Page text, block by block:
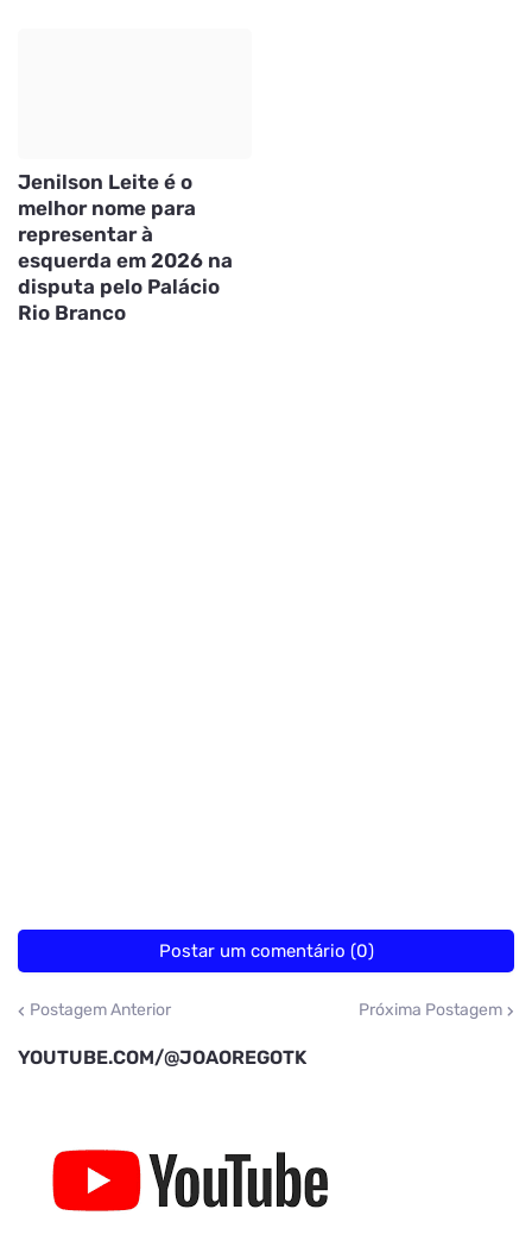
Jenilson Leite é o
melhor nome para
representar à
esquerda em 2026 na
disputa pelo Palácio
Rio Branco
Postar um comentário (0)
Postagem Anterior Próxima Postagem
YOUTUBE.COM/@JOAOREGOTK